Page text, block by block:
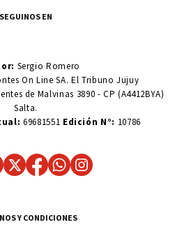
SEGUINOS EN
Sergio Romero
On Line SA. El Tribuno Jujuy
de Malvinas 3890 - CP (A4412BYA)
Salta.
69681551 Edición N°: 10786
Y CONDICIONES